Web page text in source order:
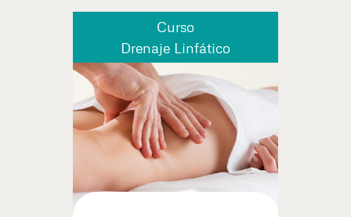
Curso
Drenaje Linfático